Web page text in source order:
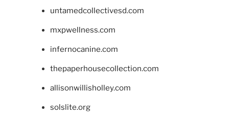
untamedcollectivesd.com
mxpwellness.com
infernocanine.com
thepaperhousecollection.com
allisonwillisholley.com
solslite.org